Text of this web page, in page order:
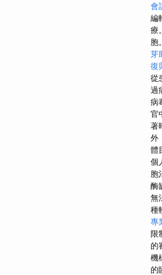
會
編
療
胞
芽
復
從
過
病
官
著
外
體
個
胞
酶
無
種
專
限
的
機
的